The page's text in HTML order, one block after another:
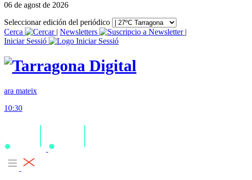
06 de agost de 2026
Seleccionar edición del periódico
Cerca
| Newsletters
|
Iniciar Sessió
ara mateix
10:30